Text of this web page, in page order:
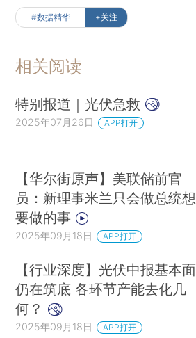
#数据精华 +关注
相关阅读
特别报道｜光伏急救
2025年07月26日 APP打开
【华尔街原声】美联储前官
员：新理事米兰只会做总统想
要做的事
2025年09月18日 APP打开
【行业深度】光伏中报基本面
仍在筑底 各环节产能去化几
何？
2025年09月18日 APP打开